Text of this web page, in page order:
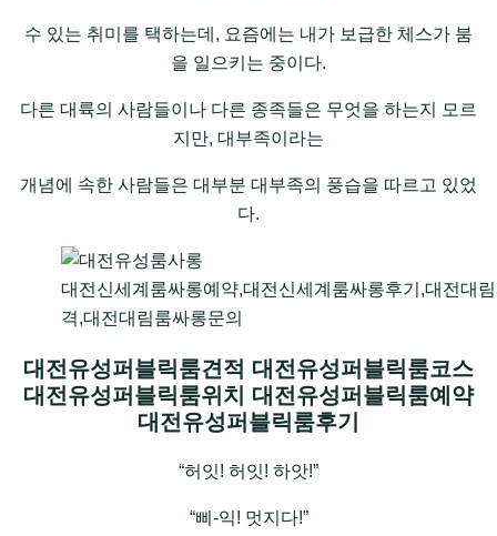
수 있는 취미를 택하는데, 요즘에는 내가 보급한 체스가 붐
을 일으키는 중이다.
다른 대륙의 사람들이나 다른 종족들은 무엇을 하는지 모르
지만, 대부족이라는
개념에 속한 사람들은 대부분 대부족의 풍습을 따르고 있었
다.
대전신세계룸싸롱예약,대전신세계룸싸롱후기,대전대
격,대전대림룸싸롱문의
대전유성퍼블릭룸견적 대전유성퍼블릭룸코스
대전유성퍼블릭룸위치 대전유성퍼블릭룸예약
대전유성퍼블릭룸후기
“허잇! 허잇! 하앗!”
“삐-익! 멋지다!”